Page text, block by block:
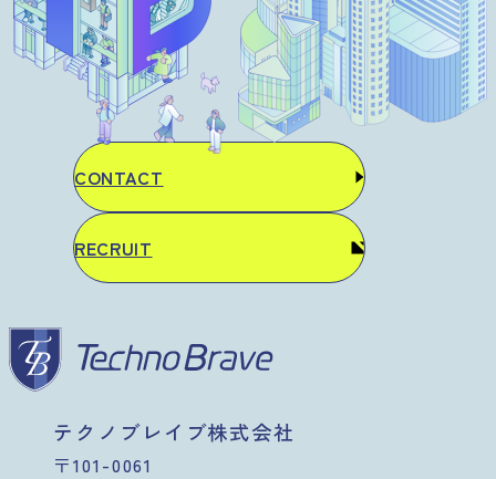
CONTACT
RECRUIT
テクノブレイブ株式会社
〒101-0061